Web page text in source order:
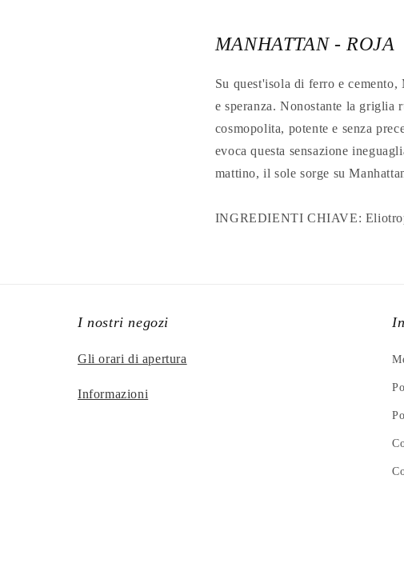
MANHATTAN - ROJA
Su quest'isola di ferro e
e speranza. Nonostante la griglia
cosmopolita, potente e senza
evoca questa sensazione
mattino, il sole sorge su
INGREDIENTI CHIAVE:
I nostri negozi
Gli orari di apertura
Informazioni